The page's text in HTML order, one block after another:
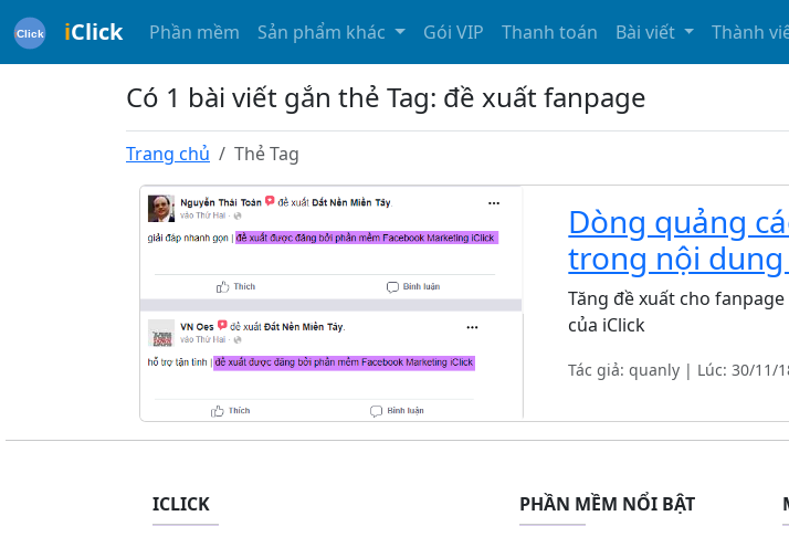
iClick Phần mềm Sản phẩm khác Gói VIP Thanh toán Bài viết Thành
Có 1 bài viết gắn thẻ Tag: đề xuất fanpage
Trang chủ Thẻ Tag
Dòng quảng
trong nội
Tăng đề xuất cho
của iClick
Tác giả: quanly | Lúc: 30/11/
ICLICK PHẦN MỀM NỔI BẬT